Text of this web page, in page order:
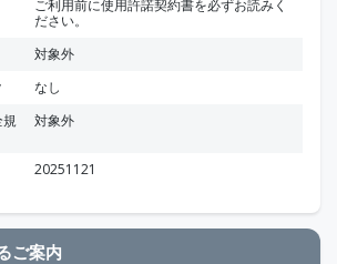
ご利用前に使用許諾契約書を必ずお読みく
ださい。
対象外
なし
規
対象外
20251121
ご案内